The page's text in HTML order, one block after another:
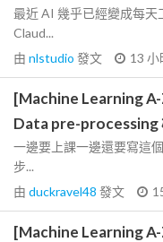
最近 AI 幾乎已經變成每天
Claud...
由 nlstudio 發文 13 小
[Machine Learning
Data pre-processing
一邊要上課一邊還要寫這
步...
由 duckravel48 發文
[Machine Learning